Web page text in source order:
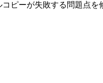
ピーが失敗する問題点